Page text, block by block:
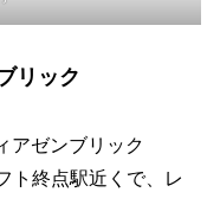
リック
アゼンブリック
ト終点駅近くで、レ